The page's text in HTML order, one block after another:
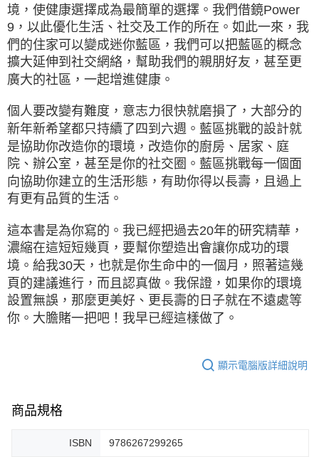
境，使健康選擇成為最簡單的選擇。我們借鏡Power
9，以此優化生活、社交及工作的所在。如此一來，我
們的住家可以變成迷你藍區，我們可以把藍區的概念
擴大延伸到社交網絡，幫助我們的親朋好友，甚至更
廣大的社區，一起增進健康。
個人要改變有難度，意志力很快就磨損了，大部分的
新年新希望都只持續了四到六週。藍區挑戰的設計就
是協助你改造你的環境，改造你的廚房、居家、庭
院、辦公室，甚至是你的社交圈。藍區挑戰每一個面
向協助你建立的生活形態，有助你得以長壽，且過上
有更有品質的生活。
這本書是為你寫的。我已經把過去20年的研究精華，
濃縮在這短短幾頁，要幫你塑造出會讓你成功的環
境。給我30天，也就是你生命中的一個月，照著這幾
頁的建議進行，而且認真做。我保證，如果你的環境
設置無誤，那麼更美好、更長壽的日子就在不遠處等
你。大膽賭一把吧！我早已經這樣做了。
顯示電腦版詳細說明
商品規格
ISBN 9786267299265